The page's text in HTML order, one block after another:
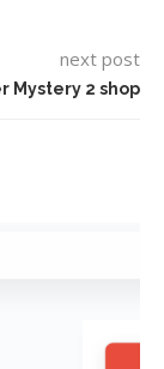
next post
Mystery 2 shop